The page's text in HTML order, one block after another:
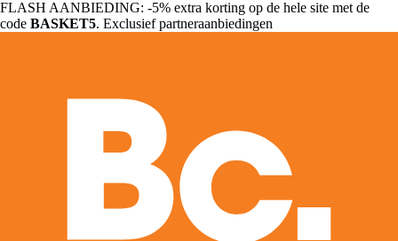
FLASH AANBIEDING: -5% extra korting op de hele site met de
code BASKET5. Exclusief partneraanbiedingen